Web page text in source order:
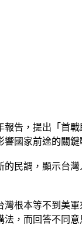
告，提出「首
國家前途的關鍵
民調，顯示台
灣根本等不到美
，而回答不同意